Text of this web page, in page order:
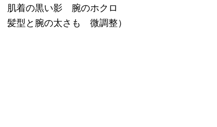
肌着の黒い影 腕のホクロ
髪型と腕の太さも 微調整）